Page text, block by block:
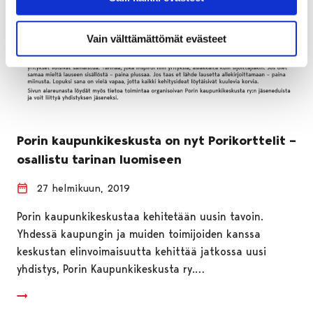
Vain välttämättömät evästeet
Porin kaupunkikeskusta on nyt Porikorttelit –
osallistu tarinan luomiseen
27 helmikuun, 2019
Porin kaupunkikeskustaa kehitetään uusin tavoin.
Yhdessä kaupungin ja muiden toimijoiden kanssa
keskustan elinvoimaisuutta kehittää jatkossa uusi
yhdistys, Porin Kaupunkikeskusta ry.…